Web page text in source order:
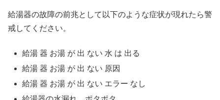
給湯器の故障の前兆として以下のような症状が現れたら警
戒してください。
給湯 器 お湯 が 出 ない 水 は 出る
給湯 器 お湯 が 出 ない 原因
給湯 器 お湯 が 出 ない エラー なし